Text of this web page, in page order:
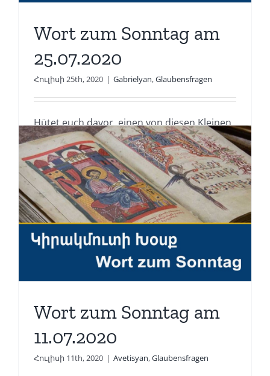
Wort zum Sonntag am
25.07.2020
Հուլիսի 25th, 2020 | Gabrielyan,Glaubensfragen
Hütet euch davor, einen von diesen Kleinen
zu verachten! Denn [...]
Read More
Wort zum Sonntag am
11.07.2020
Հուլիսի 11th, 2020 | Avetisyan,Glaubensfragen